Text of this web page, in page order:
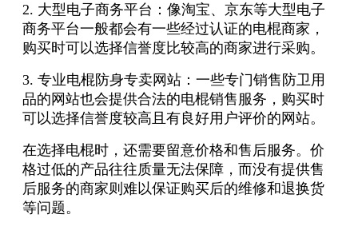
2. 大型电子商务平台：像淘宝、京东等大型电子
商务平台一般都会有一些经过认证的电棍商家，
购买时可以选择信誉度比较高的商家进行采购。
3. 专业电棍防身专卖网站：一些专门销售防卫用
品的网站也会提供合法的电棍销售服务，购买时
可以选择信誉度较高且有良好用户评价的网站。
在选择电棍时，还需要留意价格和售后服务。价
格过低的产品往往质量无法保障，而没有提供售
后服务的商家则难以保证购买后的维修和退换货
等问题。